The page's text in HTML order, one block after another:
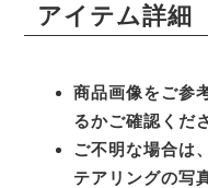
アイテム詳細
商品画像をご参
るかご確認くだ
ご不明な場合は
テアリングの写